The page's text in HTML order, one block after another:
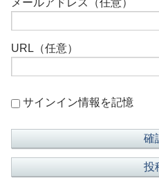
URL（任意）
サインイン情報を記憶